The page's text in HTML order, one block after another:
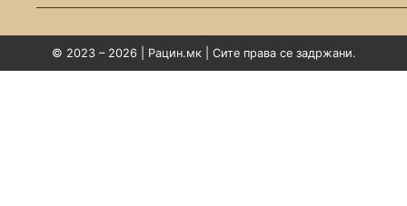
© 2023 – 2026 | Рацин.мк | Сите права се задржани.